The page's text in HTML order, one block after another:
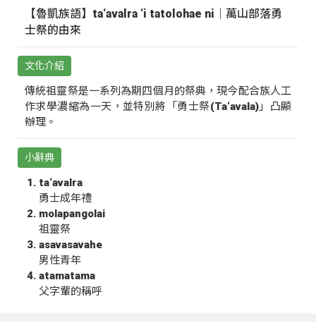
【魯凱族語】ta‘avalra ‘i tatolohae ni｜萬山部落勇
士祭的由來
文化介紹
傳統祖靈祭是一系列為期四個月的祭典，現今配合族人工
作求學濃縮為一天，並特別將「勇士祭(Ta‘avala)」凸顯
辦理。
小辭典
ta‘avalra
勇士成年禮
molapangolai
祖靈祭
asavasavahe
男性青年
atamatama
父字輩的稱呼